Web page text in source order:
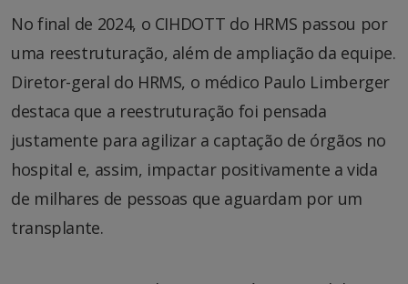
No final de 2024, o CIHDOTT do HRMS passou por
uma reestruturação, além de ampliação da equipe.
Diretor-geral do HRMS, o médico Paulo Limberger
destaca que a reestruturação foi pensada
justamente para agilizar a captação de órgãos no
hospital e, assim, impactar positivamente a vida
de milhares de pessoas que aguardam por um
transplante.